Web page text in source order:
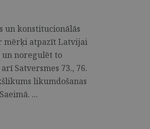
un konstitucionālās
mērķi atpazīt Latvijai
noregulēt to
Satversmes 73., 76.
likumdošanas
...